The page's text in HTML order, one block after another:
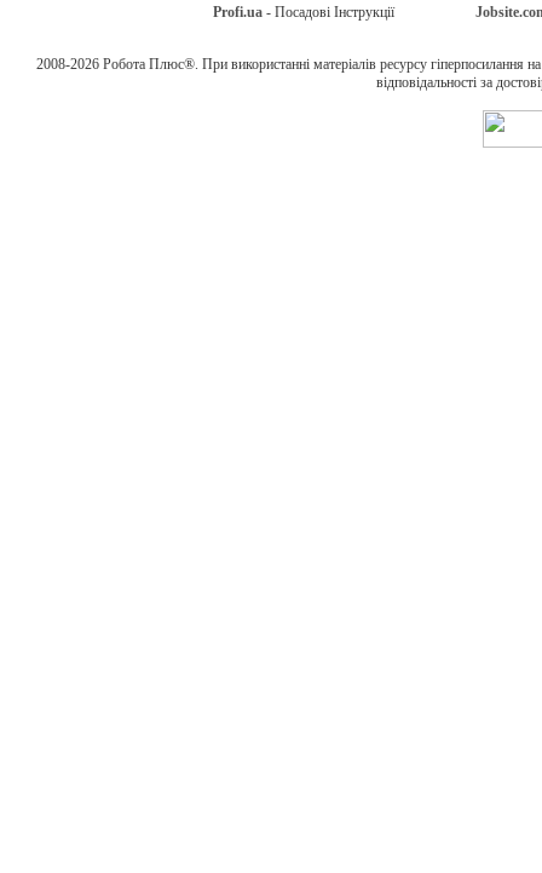
Profi.ua - Посадові Інструкції
2008-2026 Робота Плюс®. При використанні матеріалів ресурсу гіперпосилання
відповідальності за